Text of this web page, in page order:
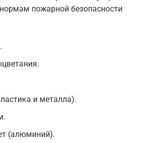
пожарной безопасности
и металла).
(алюминий).